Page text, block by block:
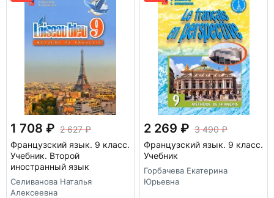
1 708
2 627
Французский язык. 9 класс.
Учебник. Второй
иностранный язык
Селиванова Наталья
Алексеевна
2 269
3 490
Французский язык. 9 класс.
Учебник
Горбачева Екатерина
Юрьевна